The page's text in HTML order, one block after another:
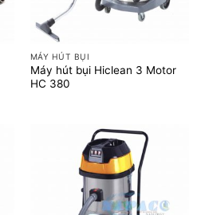
MÁY HÚT BỤI
Máy hút bụi Hiclean 3 Motor
HC 380